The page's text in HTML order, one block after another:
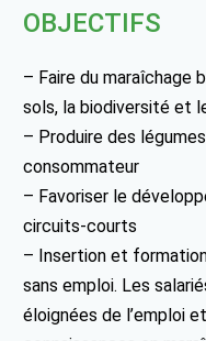
OBJECTIFS
– Faire du maraîchage
sols, la biodiversité et
– Produire des
consommateur
– Favoriser le
circuits-courts
– Insertion et
sans emploi. Les
éloignées de l’emploi